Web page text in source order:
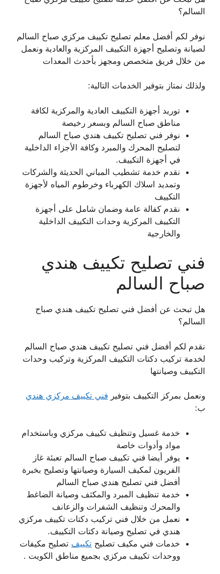
السالم؟
نوفر لكم أفضل معلم تصليح تكييف مركزي صباح السالم
لصيانة وتصليح أجهزة التكييف المركزية والعادية ونعمل
من خلال فريق متخصص ومجهز بأحدث المعدات
ولذلك نمتاز بتوفير الخدمات التالية:
توريد أجهزة التكييف العادية والمركزية لكافة
مناطق صباح السالم وبسعر رخيصة
نوفر فني تصليح تكييف هندي صباح السالم
لتصليح المحرك والمبرد وكافة الأجزاء الداخلية
في أجهزة التكييف.
نقدم خدمة تشطيب المباني الحديثة والشركات
وتمديد اسلاك الكهرباء وخرطوم المياه لأجهزة
التكييف
نقدم كفالة عامة وضمان شامل على أجهزة
التكييف المركزية وحدات التكييف الداخلية
والخارجية
فني تصليح تكييف هندي
صباح السالم
هل تبحث عن أفضل فني تصليح تكييف هندي صباح
السالم؟
نقدم لكم أفضل فني تصليح تكييف هندي صباح السالم
لخدمة تركيب دكتات التكييف المركزية وتركيب وحدات
التكييف وصيانتها
ونعمل بمركز التكييف بتوفير فني تكييف مركزي هندي
ب:
خدمة غسيل وتنظيف تكييف مركزي وباستخدام
مواد وأدوات خاصة
يوفر أيضا فني تكييف صباح السالم تعبئة غاز
الفريون لمكيف السيارة وصيانتها وتصليح بخبرة
أفضل فني تصليح هندي صباح السالم
خدمة تنظيف المبرد والمكثف وصيانة الضاغط
والمحرك وتنظيف الشفرات والزعانف
نعمل من خلال فني تركيب دكتات تكييف مركزي
هندي في تصليح وصيانة دكتات التكييف.
خدمات فني مكيف تصليح تكييف تصليح مكيفات
ووحدات تكييف مركزي بجميع مناطق الكويت .